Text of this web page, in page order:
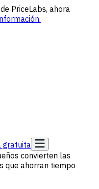
PriceLabs, ahora
gratuita
convierten las
que ahorran tiempo